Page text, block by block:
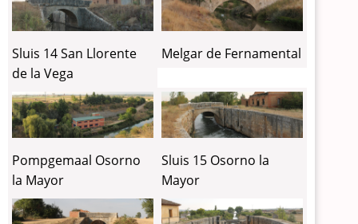
Sluis 14 San Llorente
de la Vega
Melgar de Fernamental
Pompgemaal Osorno
la Mayor
Sluis 15 Osorno la
Mayor